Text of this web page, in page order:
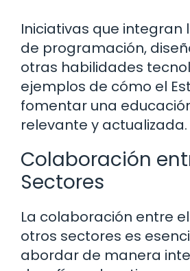
Iniciativas que integran
de programación,
otras habilidades
ejemplos de cómo el
fomentar una
relevante y actualizada.
Colaboración
Sectores
La colaboración entre
otros sectores es
abordar de manera